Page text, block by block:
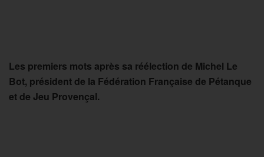
Les premiers mots après sa réélection de Michel Le
Bot, président de la Fédération Française de Pétanque
et de Jeu Provençal.